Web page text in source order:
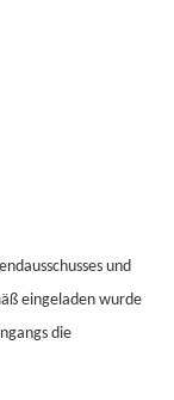
und
eingeladen wurde
die